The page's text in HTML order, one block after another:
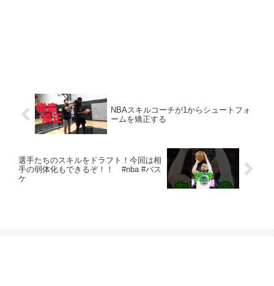
NBAスキルコーチが1からシュートフォ
ームを矯正する
選手たちのスキルをドラフト！今回は相
手の弱体化もできるぞ！！ #nba #バス
ケ